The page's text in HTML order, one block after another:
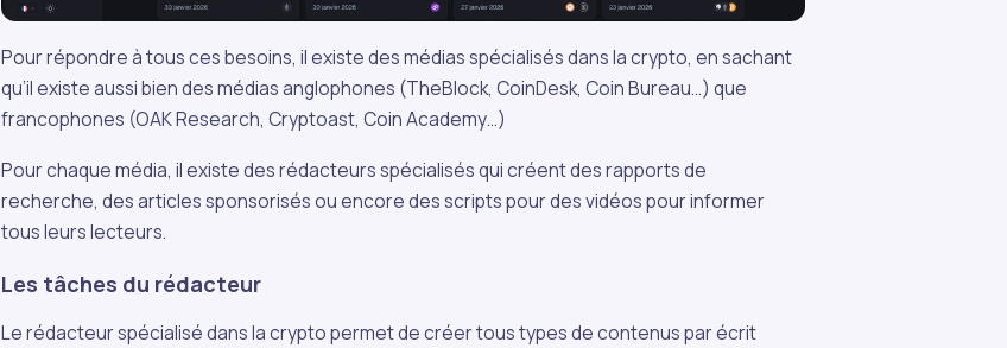
Pour répondre à tous ces besoins, il existe des médias spécialisés dans la crypto, en sachant
qu’il existe aussi bien des médias anglophones (TheBlock, CoinDesk, Coin Bureau…) que
francophones (OAK Research, Cryptoast, Coin Academy…)
Pour chaque média, il existe des rédacteurs spécialisés qui créent des rapports de
recherche, des articles sponsorisés ou encore des scripts pour des vidéos pour informer
tous leurs lecteurs.
Les tâches du rédacteur
Le rédacteur spécialisé dans la crypto permet de créer tous types de contenus par écrit